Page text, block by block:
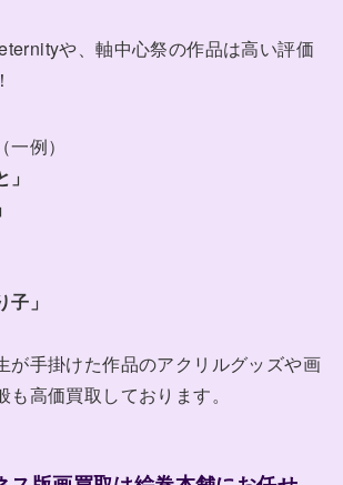
や、軸中心祭の作品は高い評価
例）
子」
が手掛けた作品のアクリルグッズや画
高価買取しております。